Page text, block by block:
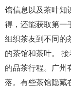
馆信息以及茶叶知
得，还能获取第一
组织茶友到不同的
的茶馆和茶叶。
的品茶行程。广州
落。有些茶馆隐藏